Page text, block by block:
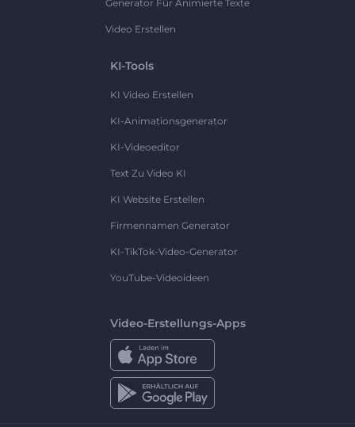
Generator Für Animierte Texte
Video Erstellen
KI-Tools
KI Video Erstellen
KI-Animationsgenerator
KI-Videoeditor
Text Zu Video KI
KI Website Erstellen
Firmennamen Generator
KI-TikTok-Video-Generator
YouTube-Videoideen
Video-Erstellungs-Apps